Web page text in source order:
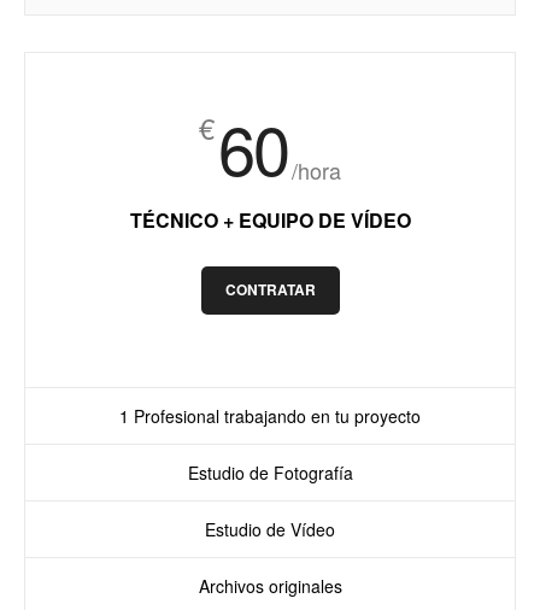
€60/hora
TÉCNICO + EQUIPO DE VÍDEO
CONTRATAR
1 Profesional trabajando en tu proyecto
Estudio de Fotografía
Estudio de Vídeo
Archivos originales